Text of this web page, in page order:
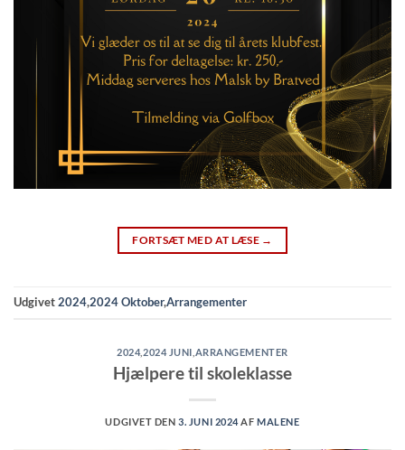
FORTSÆT MED AT LÆSE →
Udgivet2024,2024 Oktober,Arrangementer
2024,2024 JUNI ARRANGEMENTER
Hjælpere til skoleklasse
UDGIVET DEN3. JUNI 2024AFMALENE